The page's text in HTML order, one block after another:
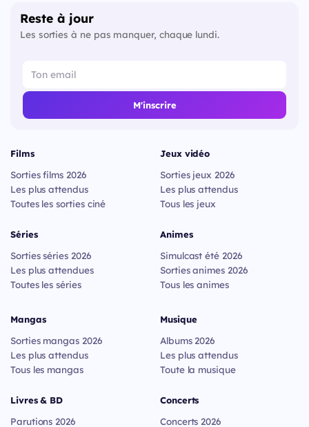
Reste à jour
Les sorties à ne pas manquer, chaque lundi.
M'inscrire
Films
Sorties films 2026
Les plus attendus
Toutes les sorties ciné
Séries
Sorties séries 2026
Les plus attendues
Toutes les séries
Jeux vidéo
Sorties jeux 2026
Les plus attendus
Tous les jeux
Animes
Simulcast été 2026
Sorties animes 2026
Tous les animes
Mangas
Sorties mangas 2026
Les plus attendus
Tous les mangas
Livres & BD
Parutions 2026
Musique
Albums 2026
Les plus attendus
Toute la musique
Concerts
Concerts 2026